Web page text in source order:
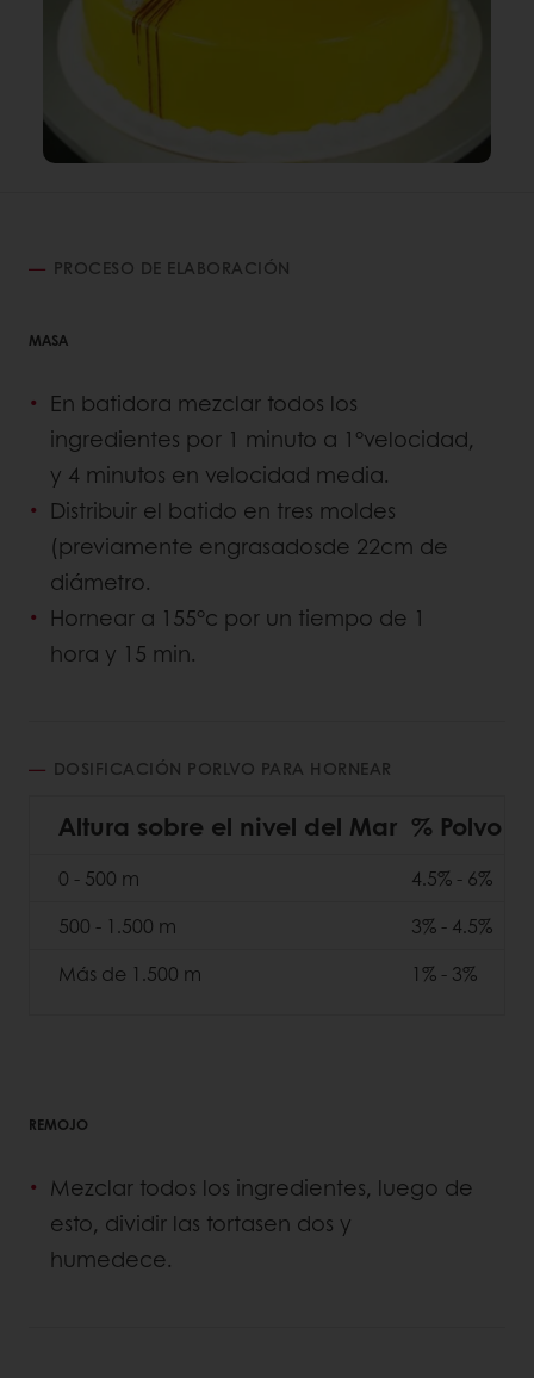
PROCESO DE ELABORACIÓN
MASA
En batidora mezclar todos los
ingredientes por 1 minuto a 1°velocidad,
y 4 minutos en velocidad media.
Distribuir el batido en tres moldes
(previamente engrasadosde 22cm de
diámetro.
Hornear a 155°c por un tiempo de 1
hora y 15 min.
DOSIFICACIÓN PORLVO PARA HORNEAR
Altura sobre el nivel del Mar % Polvo
0 - 500 m
4.5% - 6%
500 - 1.500 m
3% - 4.5%
Más de 1.500 m
1% - 3%
REMOJO
Mezclar todos los ingredientes, luego de
esto, dividir las tortasen dos y
humedece.